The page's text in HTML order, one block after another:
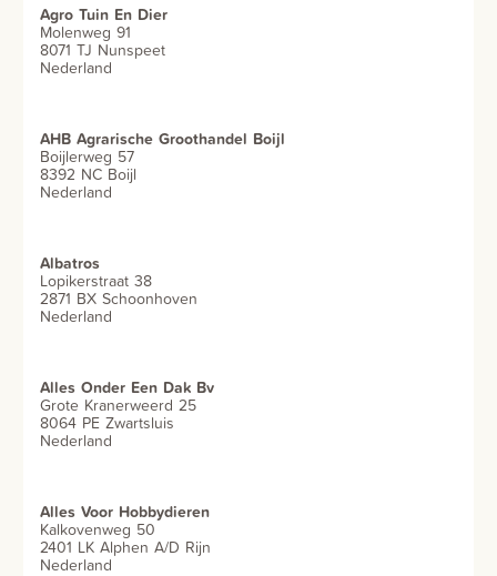
Agro Tuin En Dier
Molenweg 91
8071 TJ Nunspeet
Nederland
AHB Agrarische Groothandel Boijl
Boijlerweg 57
8392 NC Boijl
Nederland
Albatros
Lopikerstraat 38
2871 BX Schoonhoven
Nederland
Alles Onder Een Dak Bv
Grote Kranerweerd 25
8064 PE Zwartsluis
Nederland
Alles Voor Hobbydieren
Kalkovenweg 50
2401 LK Alphen A/D Rijn
Nederland